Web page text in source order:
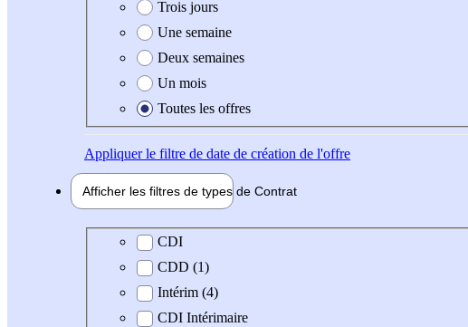
Trois jours
Une semaine
Deux semaines
Un mois
Toutes les offres
Appliquerle filtre de date de création de l'offre
Afficher les filtres de types de Contrat
Type de contrat
CDI
CDD (1)
Intérim (4)
CDI Intérimaire